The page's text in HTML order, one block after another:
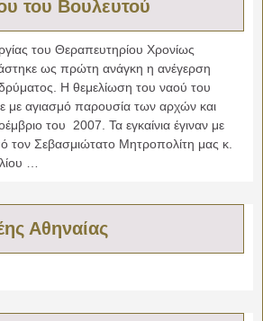
του Βουλευτού
του Θεραπευτηρίου Χρονίως
ως πρώτη ανάγκη η ανέγερση
Η θεμελίωση του ναού του
με αγιασμό παρουσία των αρχών και
του 2007. Τα εγκαίνια έγιναν με
τον Σεβασμιώτατο Μητροπολίτη μας κ.
…
Αθηναίας